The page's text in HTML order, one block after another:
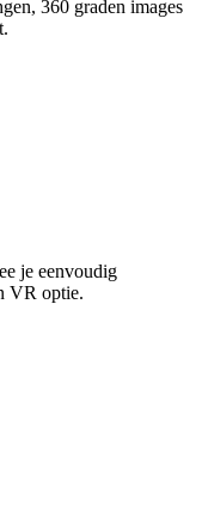
360 graden images
je eenvoudig
VR optie.